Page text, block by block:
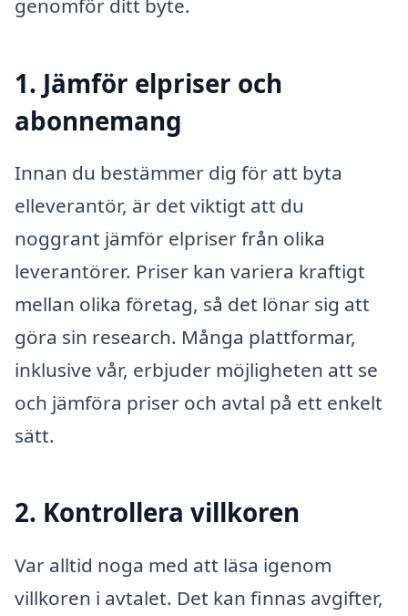
genomför ditt byte.
1. Jämför elpriser och
abonnemang
Innan du bestämmer dig för att byta
elleverantör, är det viktigt att du
noggrant jämför elpriser från olika
leverantörer. Priser kan variera kraftigt
mellan olika företag, så det lönar sig att
göra sin research. Många plattformar,
inklusive vår, erbjuder möjligheten att se
och jämföra priser och avtal på ett enkelt
sätt.
2. Kontrollera villkoren
Var alltid noga med att läsa igenom
villkoren i avtalet. Det kan finnas avgifter,